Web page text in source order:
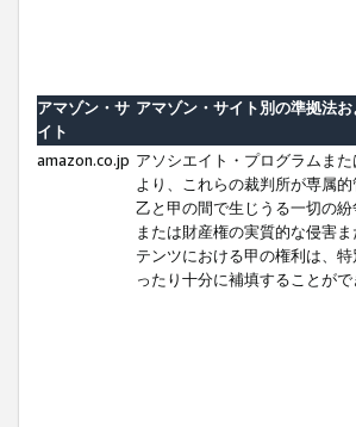
アマゾン・サ
イト
アマゾン・サイト別の準拠法
amazon.co.jp アソシエイト・プログラムま
より、これらの裁判所が専属
乙と甲の間で生じうる一切の
または財産権の実質的な侵害
テンツにおける甲の権利は、
ったり十分に補填することが